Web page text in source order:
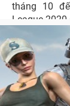
tháng 10
League